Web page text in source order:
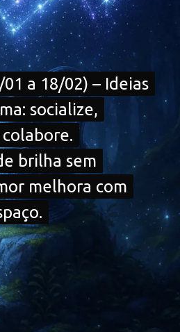
a 18/02) – Ideias
socialize,
brilha sem
melhora com
a 18/02) – Ideias
socialize,
brilha sem
melhora com